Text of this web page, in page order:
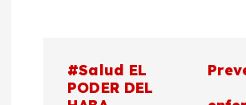
#Salud EL
PODER DEL